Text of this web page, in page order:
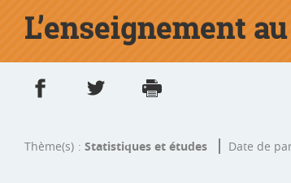
L’enseignement
Partager sur Facebook
Partager sur Twitter
Thème(s) Statistiques et études Date de